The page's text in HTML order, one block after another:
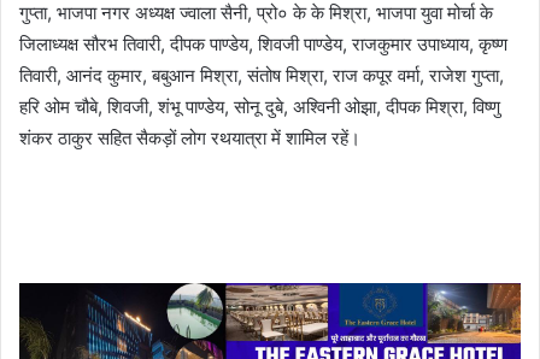
गुप्ता, भाजपा नगर अध्यक्ष ज्वाला सैनी, प्रो० के के मिश्रा, भाजपा युवा मोर्चा के
जिलाध्यक्ष सौरभ तिवारी, दीपक पाण्डेय, शिवजी पाण्डेय, राजकुमार उपाध्याय, कृष्ण
तिवारी, आनंद कुमार, बबुआन मिश्रा, संतोष मिश्रा, राज कपूर वर्मा, राजेश गुप्ता,
हरि ओम चौबे, शिवजी, शंभू पाण्डेय, सोनू दुबे, अश्विनी ओझा, दीपक मिश्रा, विष्णु
शंकर ठाकुर सहित सैकड़ों लोग रथयात्रा में शामिल रहें।